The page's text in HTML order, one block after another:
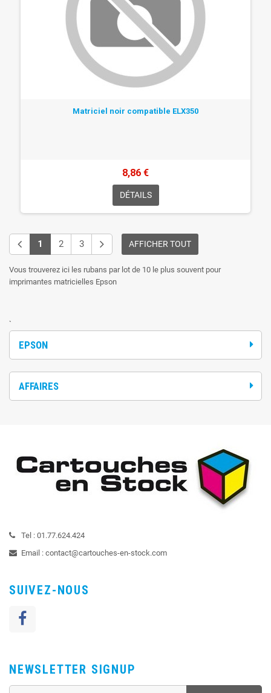
`
EPSON
AFFAIRES
Matriciel noir compatible ELX350
8,86 €
DÉTAILS
1 2 3 AFFICHER TOUT
Vous trouverez ici les rubans par lot de 10 le plus souvent pour
imprimantes matricielles Epson
Tel : 01.77.624.424
Email : contact@cartouches-en-stock.com
SUIVEZ-NOUS
NEWSLETTER SIGNUP